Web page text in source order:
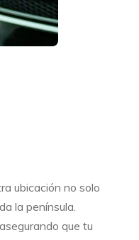
ubicación no solo
la península.
que tu